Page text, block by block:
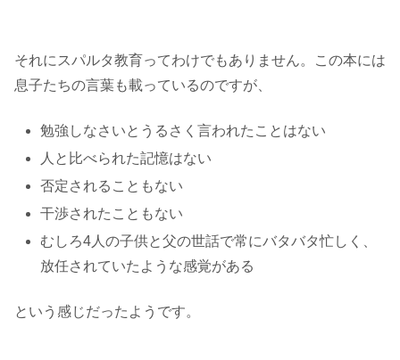
それにスパルタ教育ってわけでもありません。この本には
息子たちの言葉も載っているのですが、
勉強しなさいとうるさく言われたことはない
人と比べられた記憶はない
否定されることもない
干渉されたこともない
むしろ4人の子供と父の世話で常にバタバタ忙しく、
放任されていたような感覚がある
という感じだったようです。